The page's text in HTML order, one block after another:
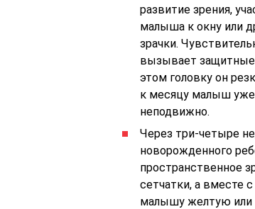
развитие зрения,
малыша к окну или
зрачки.
вызывает защитные
этом головку он
к месяцу малыш уже
неподвижно.
Через три-четыре
новорожденного
пространственное
сетчатки, а вместе
малышу желтую или